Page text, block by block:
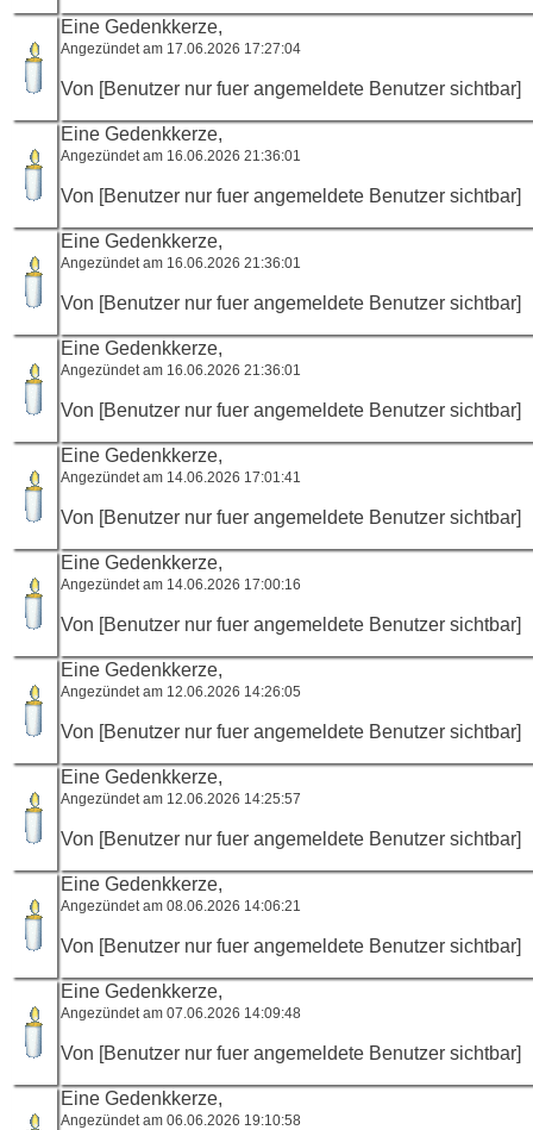
Eine Gedenkkerze,
Angezündet am 17.06.2026 17:27:04
Von [Benutzer nur fuer angemeldete Benutzer sichtbar]
Eine Gedenkkerze,
Angezündet am 16.06.2026 21:36:01
Von [Benutzer nur fuer angemeldete Benutzer sichtbar]
Eine Gedenkkerze,
Angezündet am 16.06.2026 21:36:01
Von [Benutzer nur fuer angemeldete Benutzer sichtbar]
Eine Gedenkkerze,
Angezündet am 16.06.2026 21:36:01
Von [Benutzer nur fuer angemeldete Benutzer sichtbar]
Eine Gedenkkerze,
Angezündet am 14.06.2026 17:01:41
Von [Benutzer nur fuer angemeldete Benutzer sichtbar]
Eine Gedenkkerze,
Angezündet am 14.06.2026 17:00:16
Von [Benutzer nur fuer angemeldete Benutzer sichtbar]
Eine Gedenkkerze,
Angezündet am 12.06.2026 14:26:05
Von [Benutzer nur fuer angemeldete Benutzer sichtbar]
Eine Gedenkkerze,
Angezündet am 12.06.2026 14:25:57
Von [Benutzer nur fuer angemeldete Benutzer sichtbar]
Eine Gedenkkerze,
Angezündet am 08.06.2026 14:06:21
Von [Benutzer nur fuer angemeldete Benutzer sichtbar]
Eine Gedenkkerze,
Angezündet am 07.06.2026 14:09:48
Von [Benutzer nur fuer angemeldete Benutzer sichtbar]
Eine Gedenkkerze,
Angezündet am 06.06.2026 19:10:58